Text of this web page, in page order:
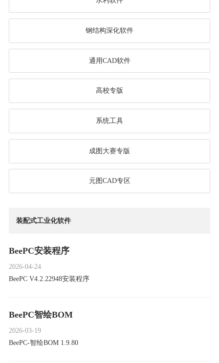
钢结构深化软件
通用CAD软件
高校专版
系统工具
成图大赛专版
元图CAD专区
装配式工业化软件
BeePC安装程序
2026-04-24
BeePC V4.2.22948安装程序
BeePC智绘BOM
2026-03-19
BeePC-智绘BOM 1.9.80